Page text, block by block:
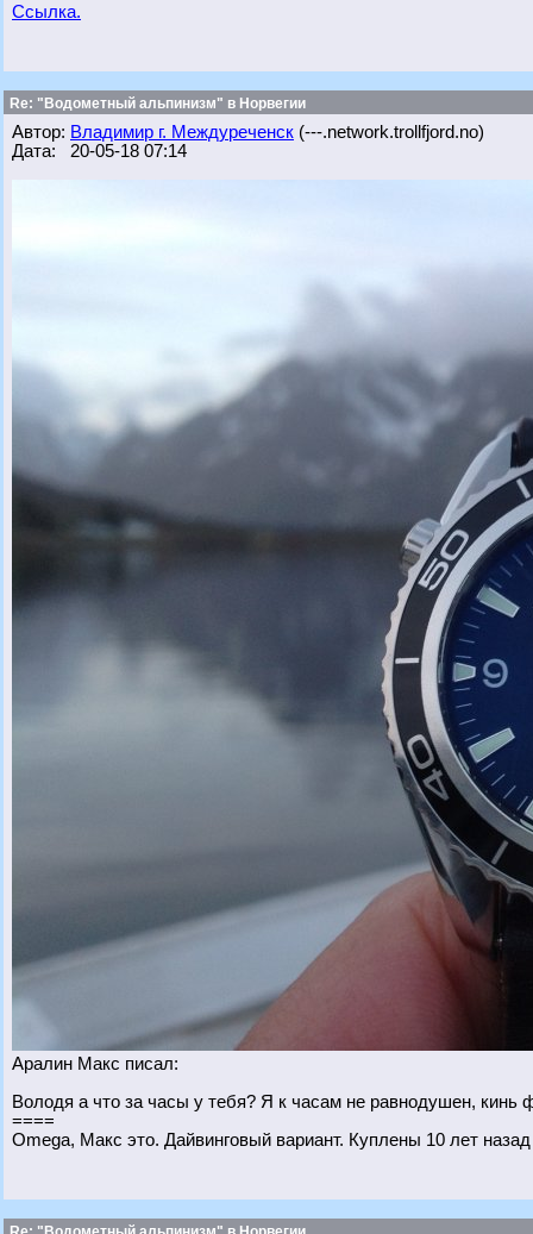
Ссылка.
Re: "Водометный альпинизм" в Норвегии
Автор: Владимир г. Междуреченск (---.network.trollfjord.no)
Дата: 20-05-18 07:14
Аралин Макс писал:
Володя а что за часы у тебя? Я к часам не равнодушен, кинь
====
Omega, Макс это. Дайвинговый вариант. Куплены 10 лет